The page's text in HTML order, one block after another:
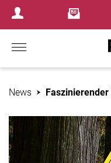
Login Menu
News